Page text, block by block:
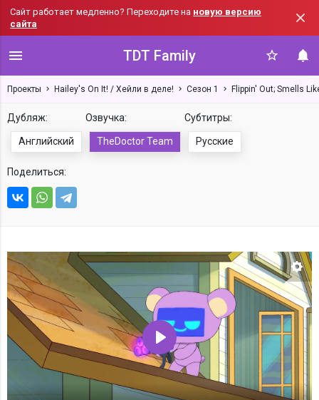
Сайт работает медленно? Переходите на новую версию
сайта
TDT Family
Проекты Hailey's On It! / Хейли в деле! Сезон 1 Flippin' Out; Smells
Дубляж:
Английский
Озвучка:
TheDoctor Team
Субтитры:
Русские
Поделиться:
Воспроизвести